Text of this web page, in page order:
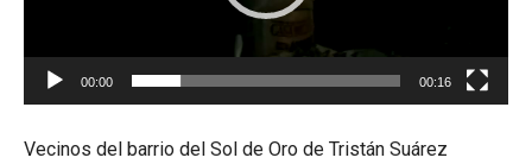
00:00 00:16
Vecinos del barrio del Sol de Oro de Tristán Suárez